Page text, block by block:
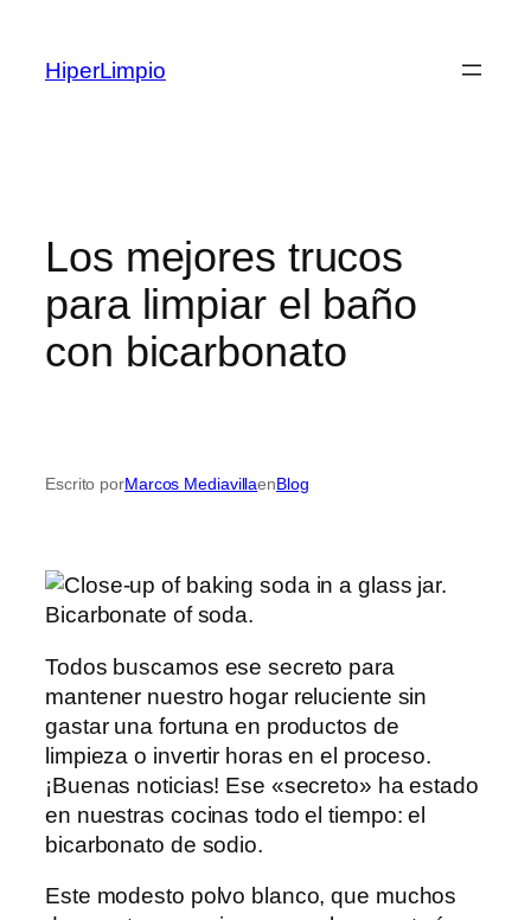
contenido
HiperLimpio
Los mejores trucos
para limpiar el baño
con bicarbonato
Escrito porMarcos MediavillaenBlog
Todos buscamos ese secreto para
mantener nuestro hogar reluciente sin
gastar una fortuna en productos de
limpieza o invertir horas en el proceso.
¡Buenas noticias! Ese «secreto» ha estado
en nuestras cocinas todo el tiempo: el
bicarbonato de sodio.
Este modesto polvo blanco, que muchos